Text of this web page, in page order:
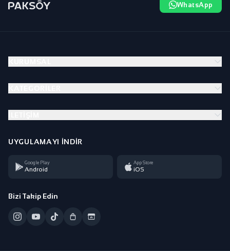
WhatsApp
UYGULAMAYI İNDIR
Google Play
Android
App Store
iOS
Bizi Takip Edin